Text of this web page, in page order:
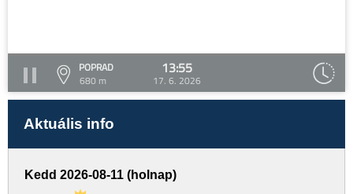
POPRAD
680 m
13:55
17. 6. 2026
Aktuális info
Kedd 2026-08-11 (holnap)